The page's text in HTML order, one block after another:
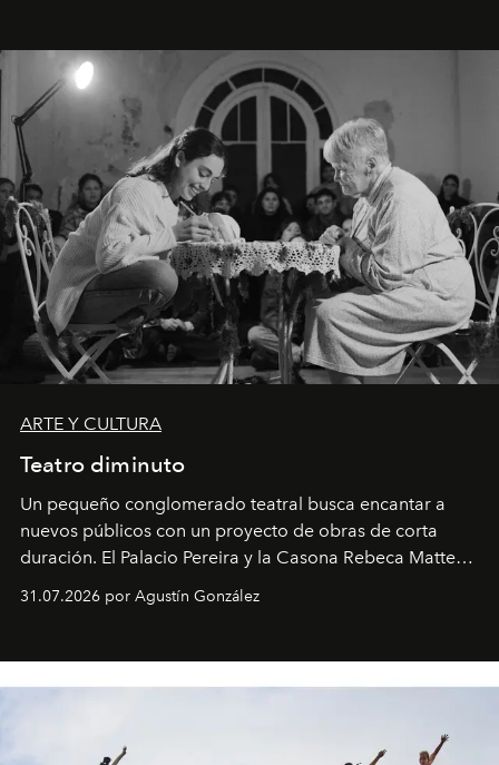
ARTE Y CULTURA
Teatro diminuto
Un pequeño conglomerado teatral busca encantar a
nuevos públicos con un proyecto de obras de corta
duración. El Palacio Pereira y la Casona Rebeca Matte
son algunos de los lugares que han albergado estas
miniobras. Sus puestas en escena son limpias; ponen el
31.07.2026 por Agustín González